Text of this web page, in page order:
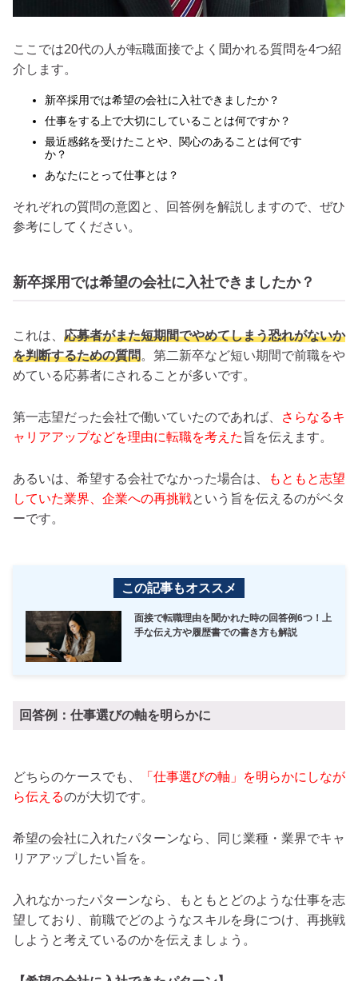
ここでは20代の人が転職面接でよく聞かれる質問を4つ紹
介します。
新卒採用では希望の会社に入社できましたか？
仕事をする上で大切にしていることは何ですか？
最近感銘を受けたことや、関心のあることは何です
か？
あなたにとって仕事とは？
それぞれの質問の意図と、回答例を解説しますので、ぜひ
参考にしてください。
新卒採用では希望の会社に入社できましたか？
これは、 応募者がまた短期間でやめてしまう恐れがないか
を判断するための質問。第二新卒など短い期間で前職をや
めている応募者にされることが多いです。
第一志望だった会社で働いていたのであれば、
さらなるキ
ャリアアップなどを理由に転職を考えた 旨を伝えます。
あるいは、希望する会社でなかった場合は、
もともと志望
していた業界、企業への再挑戦という旨を伝えるのがベタ
ーです。
この記事もオススメ
面接で転職理由を聞かれた時の回答例6つ！上
手な伝え方や履歴書での書き方も解説
回答例：仕事選びの軸を明らかに
どちらのケースでも、
「仕事選びの軸」を明らかにしなが
ら伝えるのが大切です。
希望の会社に入れたパターンなら、同じ業種・業界でキャ
リアアップしたい旨を。
入れなかったパターンなら、もともとどのような仕事を志
望しており、前職でどのようなスキルを身につけ、再挑戦
しようと考えているのかを伝えましょう。